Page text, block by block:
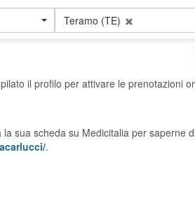
Teramo (TE)
il profilo per attivare le prenotazioni
sua scheda su Medicitalia per saperne
.